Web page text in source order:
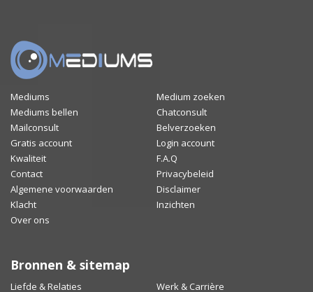
Mediums
Medium zoeken
Mediums bellen
Chatconsult
Mailconsult
Belverzoeken
Gratis account
Login account
Kwaliteit
F.A.Q
Contact
Privacybeleid
Algemene voorwaarden
Disclaimer
Klacht
Inzichten
Over ons
Bronnen & sitemap
Liefde & Relaties Werk & Carrière